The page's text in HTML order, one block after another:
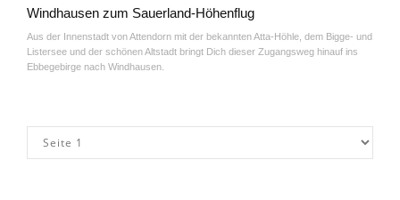
Windhausen zum Sauerland-Höhenflug
Aus der Innenstadt von Attendorn mit der bekannten Atta-Höhle, dem Bigge- und
Listersee und der schönen Altstadt bringt Dich dieser Zugangsweg hinauf ins
Ebbegebirge nach Windhausen.